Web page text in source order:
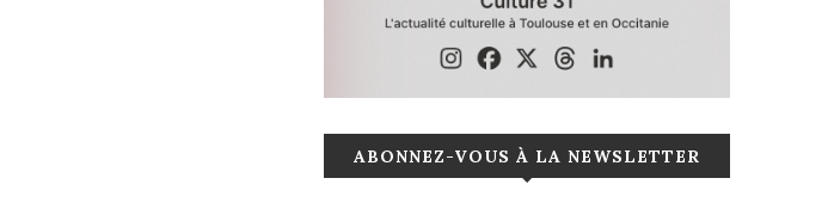
ABONNEZ-VOUS À LA NEWSLETTER